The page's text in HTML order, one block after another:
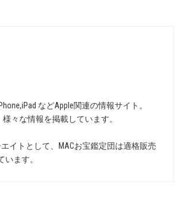
などApple関連の情報サイト。
様々な情報を掲載しています。
イトとして、MACお宝鑑定団は適格販売
います。